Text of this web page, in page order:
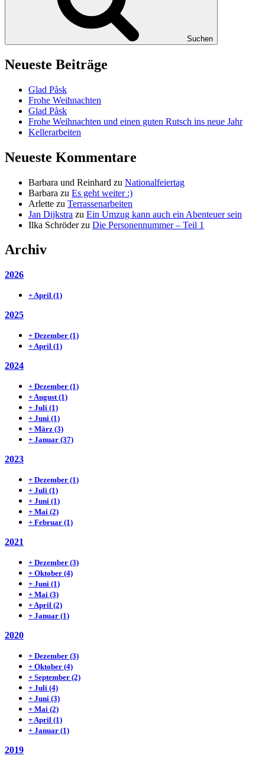
Suchen
Neueste Beiträge
Glad Påsk
Frohe Weihnachten
Glad Påsk
Frohe Weihnachten und einen guten Rutsch ins neue Jahr
Kellerarbeiten
Neueste Kommentare
Barbara und Reinhard zu Nationalfeiertag
Barbara zu Es geht weiter :)
Arlette zu Terrassenarbeiten
Jan Dijkstra zu Ein Umzug kann auch ein Abenteuer sein
Ilka Schröderzu Die Personennummer – Teil 1
Archiv
2026
+April (1)
2025
+ Dezember (1)
+April (1)
2024
+ Dezember (1)
+August(1)
+ Juli (1)
+ Juni (1)
+ März (3)
+ Januar (37)
2023
+ Dezember (1)
+ Juli (1)
+ Juni (1)
+ Mai (2)
+ Februar (1)
2021
+ Dezember (3)
+ Oktober (4)
+ Juni (1)
+ Mai (3)
+April (2)
+ Januar (1)
2020
+ Dezember (3)
+ Oktober (4)
+ September (2)
+ Juli (4)
+ Juni (3)
+ Mai (2)
+April (1)
+ Januar (1)
2019